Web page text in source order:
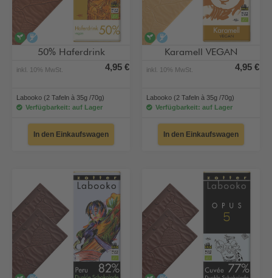
veganalkoholfrei
50% Haferdrink
inkl. 10% MwSt. 4,95 €
Labooko (2 Tafeln à 35g /70g)
Verfügbarkeit: auf Lager
In den Einkaufswagen
veganalkoholfrei
Karamell VEGAN
inkl. 10% MwSt. 4,95 €
Labooko (2 Tafeln à 35g /70g)
Verfügbarkeit: auf Lager
In den Einkaufswagen